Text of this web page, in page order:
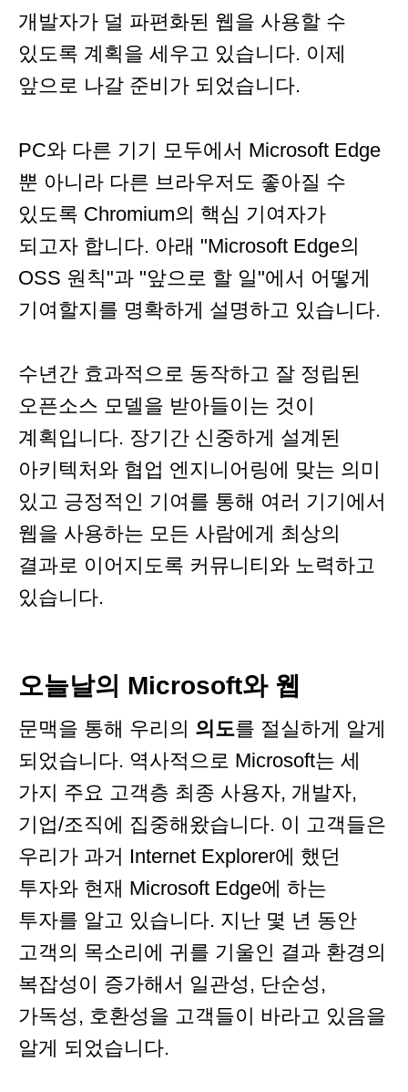
개발자가 덜 파편화된 웹을 사용할 수
있도록 계획을 세우고 있습니다. 이제
앞으로 나갈 준비가 되었습니다.
PC와 다른 기기 모두에서 Microsoft Edge
뿐 아니라 다른 브라우저도 좋아질 수
있도록 Chromium의 핵심 기여자가
되고자 합니다. 아래 "Microsoft Edge의
OSS 원칙"과 "앞으로 할 일"에서 어떻게
기여할지를 명확하게 설명하고 있습니다.
수년간 효과적으로 동작하고 잘 정립된
오픈소스 모델을 받아들이는 것이
계획입니다. 장기간 신중하게 설계된
아키텍처와 협업 엔지니어링에 맞는 의미
있고 긍정적인 기여를 통해 여러 기기에서
웹을 사용하는 모든 사람에게 최상의
결과로 이어지도록 커뮤니티와 노력하고
있습니다.
오늘날의 Microsoft와 웹
문맥을 통해 우리의 의도를 절실하게 알게
되었습니다. 역사적으로 Microsoft는 세
가지 주요 고객층 최종 사용자, 개발자,
기업/조직에 집중해왔습니다. 이 고객들은
우리가 과거 Internet Explorer에 했던
투자와 현재 Microsoft Edge에 하는
투자를 알고 있습니다. 지난 몇 년 동안
고객의 목소리에 귀를 기울인 결과 환경의
복잡성이 증가해서 일관성, 단순성,
가독성, 호환성을 고객들이 바라고 있음을
알게 되었습니다.